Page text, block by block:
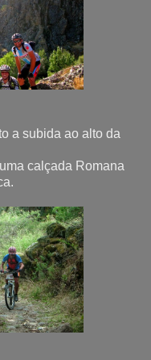
a subida ao alto da
calçada Romana